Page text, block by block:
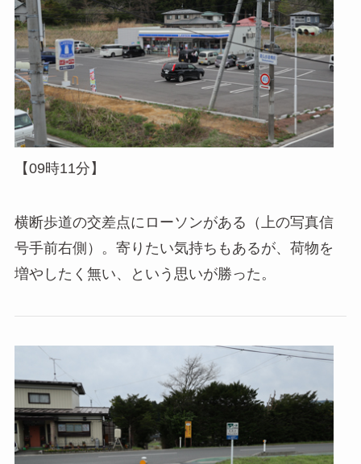
【09時11分】
横断歩道の交差点にローソンがある（上の写真信
号手前右側）。寄りたい気持ちもあるが、荷物を
増やしたく無い、という思いが勝った。